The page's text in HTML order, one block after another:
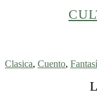
Clasica, Cuento,